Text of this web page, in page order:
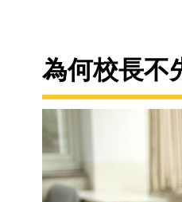
為何校長不